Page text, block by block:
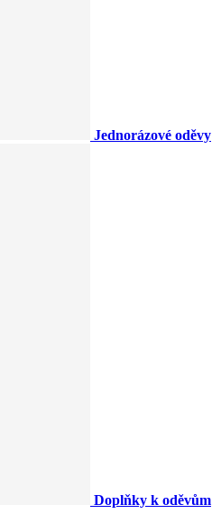
Jednorázové oděvy
Doplňky k oděvům